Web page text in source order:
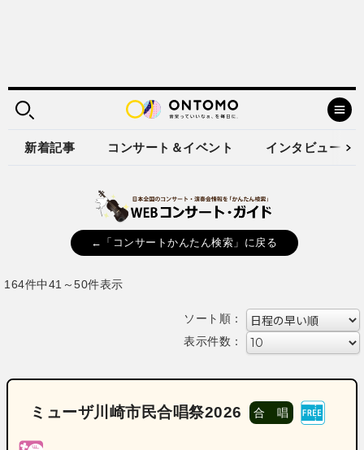
新着記事 コンサート＆イベント インタビュー
←「コンサートかんたん検索」に戻る
164件中41～50件表示
ソート順：
表示件数：
ミューザ川崎市民合唱祭2026 合 唱